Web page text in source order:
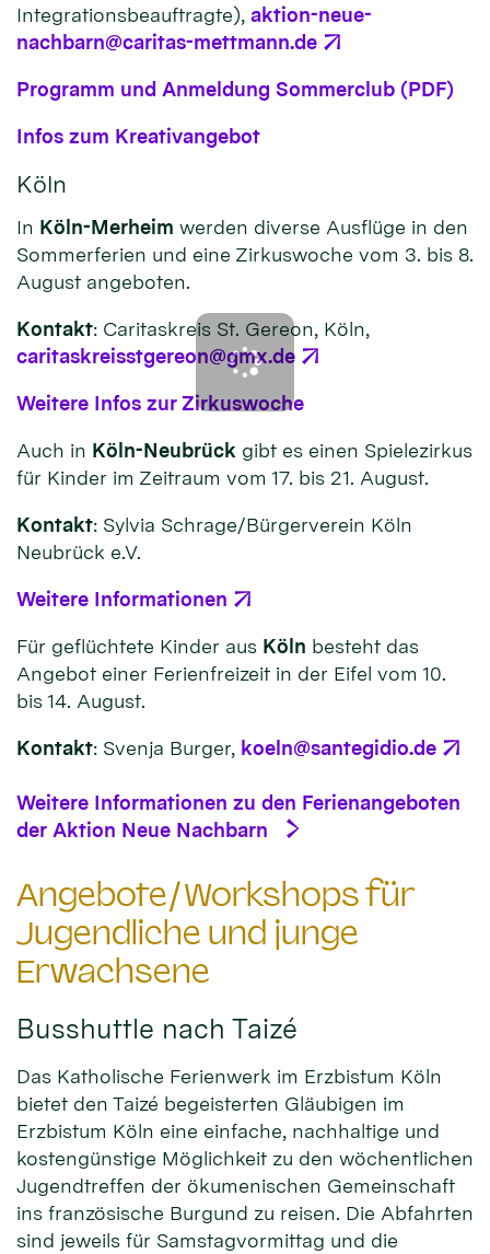
Integrationsbeauftragte), aktion-neue-
nachbarn@caritas-mettmann.de
Programm und Anmeldung Sommerclub (PDF)
Infos zum Kreativangebot
Köln
In Köln-Merheim werden diverse Ausflüge in den
Sommerferien und eine Zirkuswoche vom 3. bis 8.
August angeboten.
Kontakt: Caritaskreis St. Gereon, Köln,
caritaskreisstgereon@gmx.de
Weitere Infos zur Zirkuswoche
Auch in Köln-Neubrück gibt es einen Spielezirkus
für Kinder im Zeitraum vom 17. bis 21. August.
Kontakt: Sylvia Schrage/Bürgerverein Köln
Neubrück e.V.
Weitere Informationen
Für geflüchtete Kinder aus Köln besteht das
Angebot einer Ferienfreizeit in der Eifel vom 10.
bis 14. August.
Kontakt: Svenja Burger, koeln@santegidio.de
Weitere Informationen zu den Ferienangeboten
der Aktion Neue Nachbarn
Angebote/Workshops für
Jugendliche und junge
Erwachsene
Busshuttle nach Taizé
Das Katholische Ferienwerk im Erzbistum Köln
bietet den Taizé begeisterten Gläubigen im
Erzbistum Köln eine einfache, nachhaltige und
kostengünstige Möglichkeit zu den wöchentlichen
Jugendtreffen der ökumenischen Gemeinschaft
ins französische Burgund zu reisen. Die Abfahrten
sind jeweils für Samstagvormittag und die